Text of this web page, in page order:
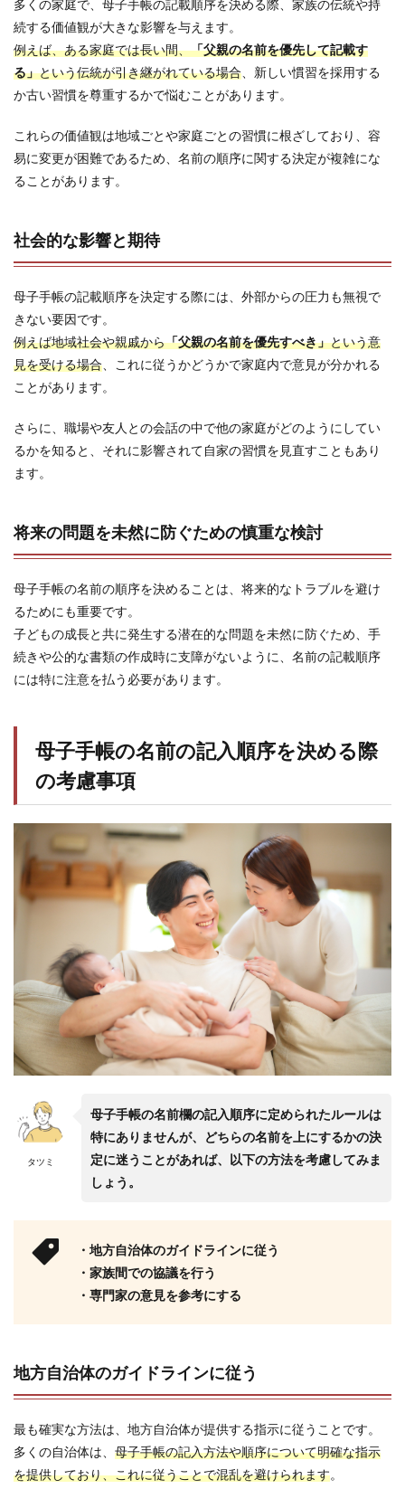
多くの家庭で、母子手帳の記載順序を決める際、家族の伝統や持
続する価値観が大きな影響を与えます。
例えば、ある家庭では長い間、「父親の名前を優先して記載す
る」という伝統が引き継がれている場合 、新しい慣習を採用する
か古い習慣を尊重するかで悩むことがあります。
これらの価値観は地域ごとや家庭ごとの習慣に根ざしており、容
易に変更が困難であるため、名前の順序に関する決定が複雑にな
ることがあります。
社会的な影響と期待
母子手帳の記載順序を決定する際には、外部からの圧力も無視で
きない要因です。
例えば地域社会や親戚から「父親の名前を優先すべき」という意
見を受ける場合 、これに従うかどうかで家庭内で意見が分かれる
ことがあります。
さらに、職場や友人との会話の中で他の家庭がどのようにしてい
るかを知ると、それに影響されて自家の習慣を見直すこともあり
ます。
将来の問題を未然に防ぐための慎重な検討
母子手帳の名前の順序を決めることは、将来的なトラブルを避け
るためにも重要です。
子どもの成長と共に発生する潜在的な問題を未然に防ぐため、手
続きや公的な書類の作成時に支障がないように、名前の記載順序
には特に注意を払う必要があります。
母子手帳の名前の記入順序を決める際
の考慮事項
タツミ
母子手帳の名前欄の記入順序に定められたルールは
特にありませんが、どちらの名前を上にするかの決
定に迷うことがあれば、以下の方法を考慮してみま
しょう。
・地方自治体のガイドラインに従う
・家族間での協議を行う
・専門家の意見を参考にする
地方自治体のガイドラインに従う
最も確実な方法は、地方自治体が提供する指示に従うことです。
多くの自治体は、 母子手帳の記入方法や順序について明確な指示
を提供しており、これに従うことで混乱を避けられます。